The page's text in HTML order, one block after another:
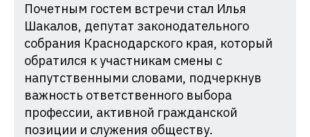
Почетным гостем встречи стал Илья
Шакалов, депутат законодательного
собрания Краснодарского края, который
обратился к участникам смены с
напутственными словами, подчеркнув
важность ответственного выбора
профессии, активной гражданской
позиции и служения обществу.